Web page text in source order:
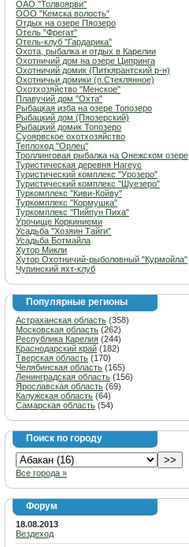
ОАО "Толвоярви"
ООО "Кемска волость"
Отдых на озере Пяозеро
Отель "Фрегат"
Отель-клуб "Гардарика"
Охота, рыбалка и отдых в Карелии
Охотничий дом на озере Ципринга
Охотничий домик (Питкярантский р-н)
Охотничьи домики (п.Стеклянное)
Охотхозяйство "Менское"
Плавучий дом "Охта"
Рыбацкая изба на озере Топозеро
Рыбацкий дом (Пяозерский)
Рыбацкий домик Топозеро
Суоярвское охотхозяйство
Теплоход "Орлец"
Троллинговая рыбалка на Онежском озере
Туристическая деревня Нагеус
Туристический комплекс "Урозеро"
Туристический комплекс "Шуезеро"
Туркомплекс "Киви-Койву"
Туркомплекс "Кормушка"
Туркомплекс "Пийпун Пиха"
Урочище Коркиниеми
Усадьба "Хозяин Тайги"
Усадьба Ботмайла
Хутор Микли
Хутор Охотничий-рыболовный "Курмойла"
Чупинский яхт-клуб
Популярные регионы
Астраханская область (358)
Московская область (262)
Республика Карелия (244)
Краснодарский край (182)
Тверская область (170)
Челябинская область (165)
Ленинградская область (156)
Ярославская область (69)
Калужская область (64)
Самарская область (54)
Поиск по городу
Все города »
Форум
18.08.2013
Вездеход